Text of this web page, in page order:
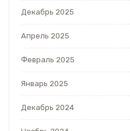
Декабрь 2025
Апрель 2025
Февраль 2025
Январь 2025
Декабрь 2024